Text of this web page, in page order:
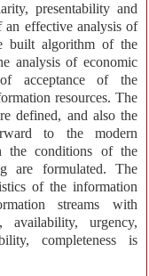
presentability and
an effective analysis of
built algorithm of the
analysis of economic
acceptance of the
resources. The
defined, and also the
to the modern
the conditions of the
are formulated. The
of the information
streams with
availability, urgency,
completeness is